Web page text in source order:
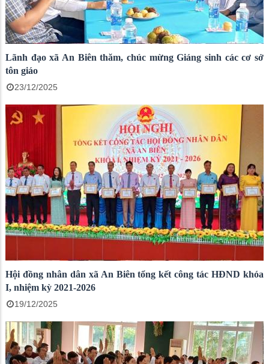
Lãnh đạo xã An Biên thăm, chúc mừng Giáng sinh các cơ sở
tôn giáo
23/12/2025
Hội đồng nhân dân xã An Biên tổng kết công tác HĐND khóa
I, nhiệm kỳ 2021-2026
19/12/2025